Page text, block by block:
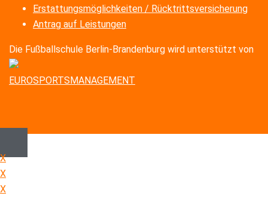
Erstattungsmöglichkeiten / Rücktrittsversicherung
Antrag auf Leistungen
Die Fußballschule Berlin-Brandenburg wird unterstützt von
EUROSPORTSMANAGEMENT
X
X
X